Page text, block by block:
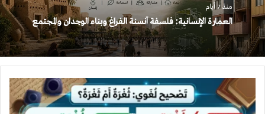
منذ 7 أيام
العمارة الإنسانية: فلسفة أنسنة الفراغ وبناء الوجدان والمجتمع
بضمّ
الثاء